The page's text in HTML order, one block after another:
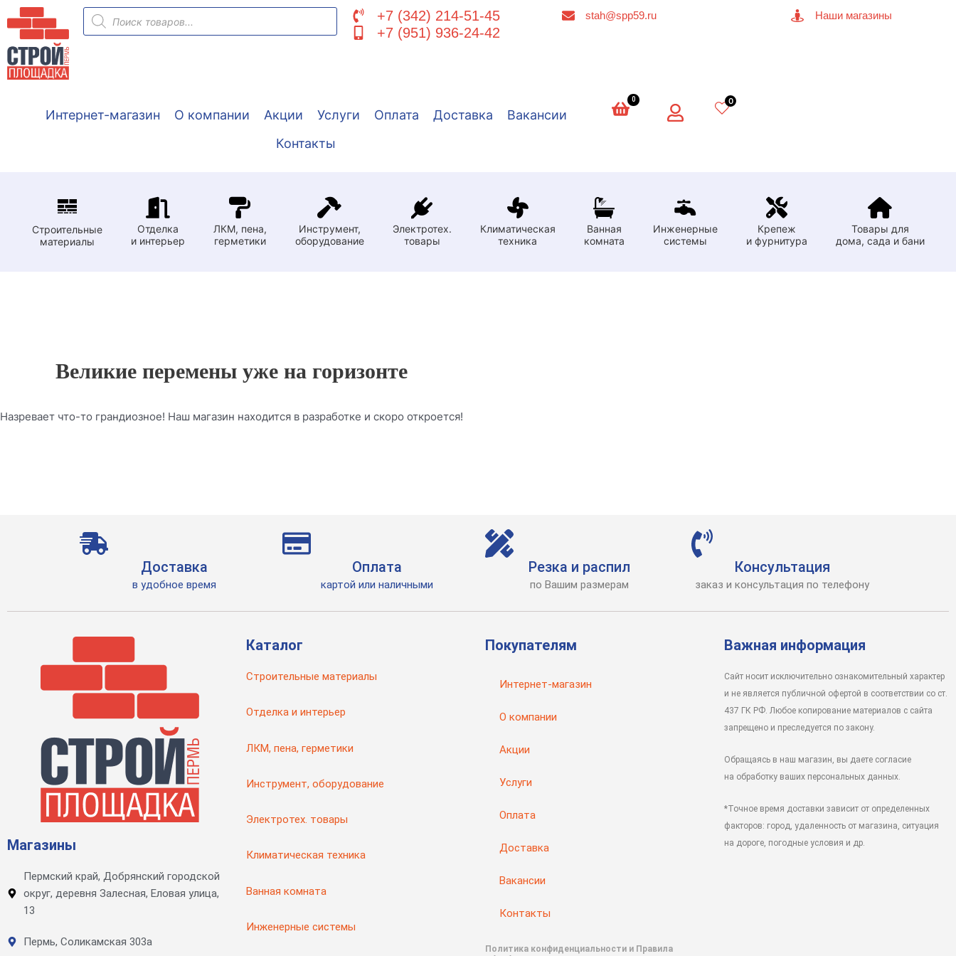
Перейти
содержимому
Поиск
товаров
+7 (342) 214-51-45
+7 (951) 936-24-42
stah@spp59.ru Наши магазины
Интернет-магазин О компании Акции Услуги Оплата Доставка
Вакансии
Контакты
0 0
Строительные
материалы
Отделка
и интерьер
ЛКМ, пена,
герметики
Инструмент,
оборудование
Электротех.
товары
Климатическая
техника
Ванная
комната
Инженерные
системы
Крепеж
и фурнитура
Товары для
дома, сада и бани
Великие перемены уже на горизонте
Назревает что-то грандиозное! Наш магазин находится в разработке и скоро откроется!
Доставка
в удобное время
Оплата
картой или наличными
Резка и распил
по Вашим размерам
Консультация
заказ и консультация по телефону
Магазины
Пермский край, Добрянский городской
округ, деревня Залесная, Еловая улица,
13
Пермь, Соликамская 303а
Каталог
Строительные материалы
Отделка и интерьер
ЛКМ, пена, герметики
Инструмент, оборудование
Электротех. товары
Климатическая техника
Ванная комната
Инженерные системы
Покупателям
Интернет-магазин
О компании
Акции
Услуги
Оплата
Доставка
Вакансии
Контакты
Политика конфиденциальности и Правила
Важная информация
Сайт носит исключительно ознакомительный характер
и не является публичной офертой в соответствии со ст.
437 ГК РФ. Любое копирование материалов с сайта
запрещено и преследуется по закону.
Обращаясь в наш магазин, вы даете согласие
на обработку ваших персональных данных.
*Точное время доставки зависит от определенных
факторов: город, удаленность от магазина, ситуация
на дороге, погодные условия и др.